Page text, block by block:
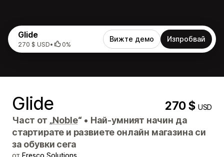
Glide
270 $ USD• 0%
Вижте демо Изпробвай
Glide 270 $USD
Част от „Noble“ • Най-умният начин да
стартирате и развиете онлайн магазина си
за обувки сега
от Fresco Solutions